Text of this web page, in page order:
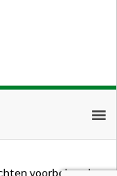
voorbehouden.